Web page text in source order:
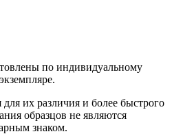
по индивидуальному
их различия и более быстрого
образцов не являются
знаком.